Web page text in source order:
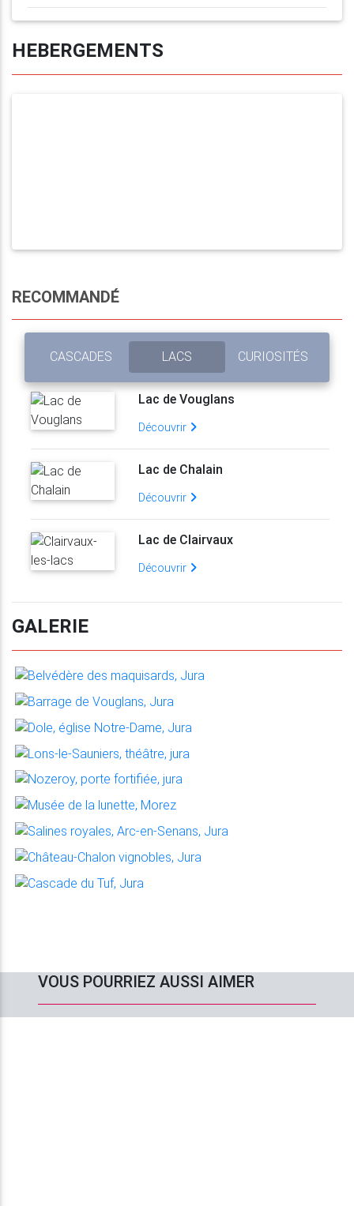
HEBERGEMENTS
RECOMMANDÉ
CASCADES LACS CURIOSITÉS
Lac de Vouglans
Découvrir
Lac de Chalain
Découvrir
Lac de Clairvaux
Découvrir
GALERIE
VOUS POURRIEZ AUSSI AIMER